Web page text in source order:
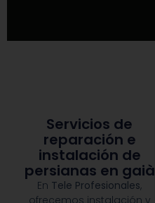
Servicios de
reparación e
instalación de
persianas en gaià
En Tele Profesionales,
ofrecemos instalación y